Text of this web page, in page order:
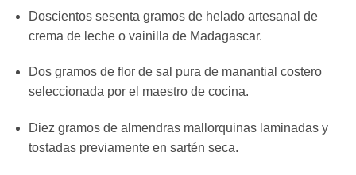
Doscientos sesenta gramos de helado artesanal de
crema de leche o vainilla de Madagascar.
Dos gramos de flor de sal pura de manantial costero
seleccionada por el maestro de cocina.
Diez gramos de almendras mallorquinas laminadas y
tostadas previamente en sartén seca.